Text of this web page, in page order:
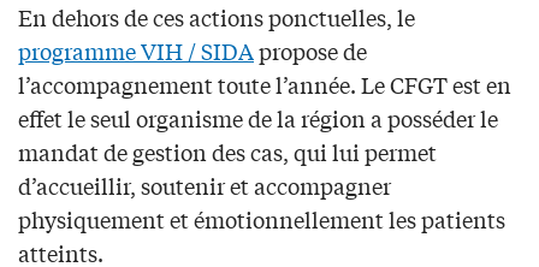
En dehors de ces actions ponctuelles, le
programme VIH / SIDApropose de
l’accompagnement toute l’année. Le CFGT est en
effet le seul organisme de la région a posséder le
mandat de gestion des cas, qui lui permet
d’accueillir, soutenir et accompagner
physiquement et émotionnellement les patients
atteints.